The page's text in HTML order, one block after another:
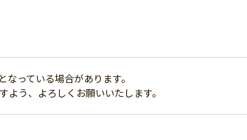
っている場合があります。
う、よろしくお願いいたします。